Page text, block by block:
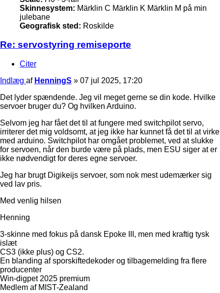
Skinnesystem: Märklin C Märklin K Märklin M på min
julebane
Geografisk sted: Roskilde
Re: servostyring remiseporte
Citer
Indlæg af HenningS » 07 jul 2025, 17:20
Det lyder spændende. Jeg vil meget gerne se din kode. Hvilke
servoer bruger du? Og hvilken Arduino.
Selvom jeg har fået det til at fungere med switchpilot servo,
irriterer det mig voldsomt, at jeg ikke har kunnet få det til at virke
med arduino. Switchpilot har omgået problemet, ved at slukke
for servoen, når den burde være på plads, men ESU siger at er
ikke nødvendigt for deres egne servoer.
Jeg har brugt Digikeijs servoer, som nok mest udemærker sig
ved lav pris.
Med venlig hilsen
Henning
3-skinne med fokus på dansk Epoke III, men med kraftig tysk
islæt
CS3 (ikke plus) og CS2.
En blanding af sporskiftedekoder og tilbagemelding fra flere
producenter
Win-digpet 2025 premium
Medlem af MIST-Zealand